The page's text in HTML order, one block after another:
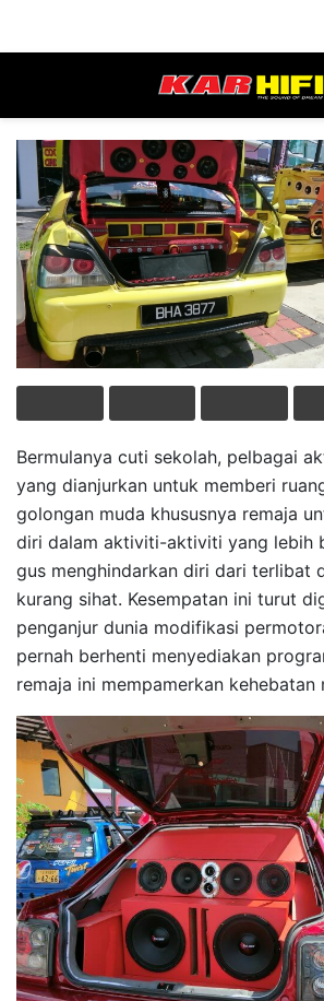
Bermulanya cuti sekolah, pelbagai
yang dianjurkan untuk memberi
golongan muda khususnya remaja
diri dalam aktiviti-aktiviti yang lebih
gus menghindarkan diri dari terlibat
kurang sihat. Kesempatan ini turut
penganjur dunia modifikasi
pernah berhenti menyediakan
remaja ini mempamerkan kehebatan